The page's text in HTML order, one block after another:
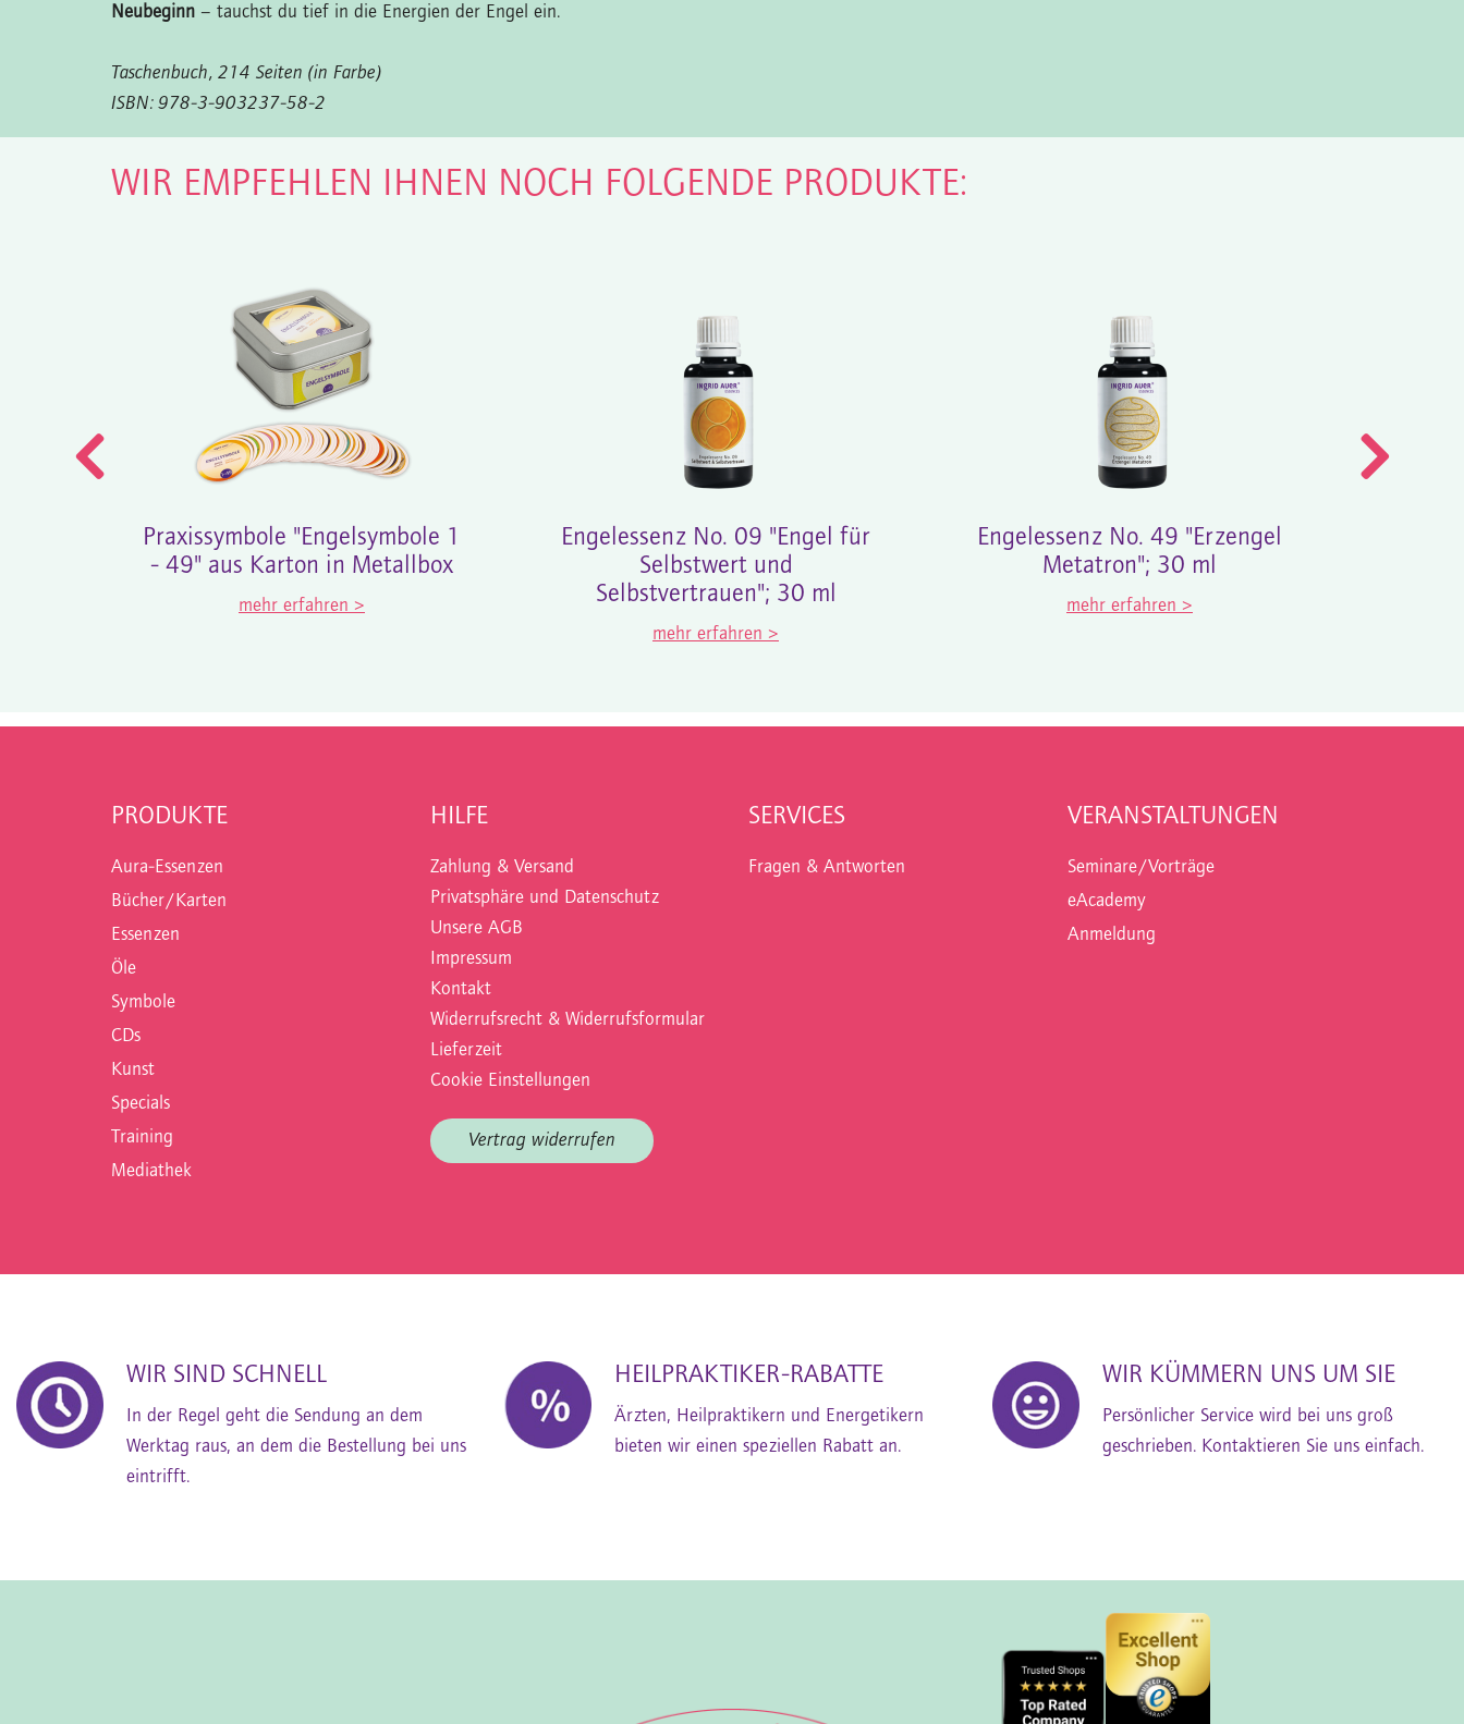
Neubeginn – tauchst du tief in die Energien der Engel ein.
Taschenbuch, 214 Seiten (in Farbe)
ISBN: 978-3-903237-58-2
WIR EMPFEHLEN IHNEN NOCH FOLGENDE PRODUKTE:
Praxissymbole "Engelsymbole 1
- 49" aus Karton in Metallbox
mehr erfahren >
Engelessenz No. 09 "Engel für
Selbstwert und
Selbstvertrauen"; 30 ml
mehr erfahren >
Engelessenz No. 49 "Erzengel
Metatron"; 30 ml
mehr erfahren >
PRODUKTE
Aura-Essenzen
Bücher/Karten
Essenzen
Öle
Symbole
CDs
Kunst
Specials
Training
Mediathek
HILFE
Zahlung & Versand
Privatsphäre und Datenschutz
Unsere AGB
Impressum
Kontakt
Widerrufsrecht & Widerrufsformular
Lieferzeit
Cookie Einstellungen
Vertrag widerrufen
SERVICES
Fragen & Antworten
VERANSTALTUNGEN
Seminare/Vorträge
eAcademy
Anmeldung
WIR SIND SCHNELL
In der Regel geht die Sendung an dem
Werktag raus, an dem die Bestellung bei uns
eintrifft.
HEILPRAKTIKER-RABATTE
Ärzten, Heilpraktikern und Energetikern
bieten wir einen speziellen Rabatt an.
WIR KÜMMERN UNS UM SIE
Persönlicher Service wird bei uns groß
geschrieben. Kontaktieren Sie uns einfach.